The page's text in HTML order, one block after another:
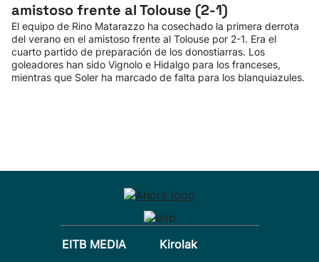
amistoso frente al Tolouse (2-1)
El equipo de Rino Matarazzo ha cosechado la primera derrota
del verano en el amistoso frente al Tolouse por 2-1. Era el
cuarto partido de preparación de los donostiarras. Los
goleadores han sido Vignolo e Hidalgo para los franceses,
mientras que Soler ha marcado de falta para los blanquiazules.
EITB MEDIA
Kirolak